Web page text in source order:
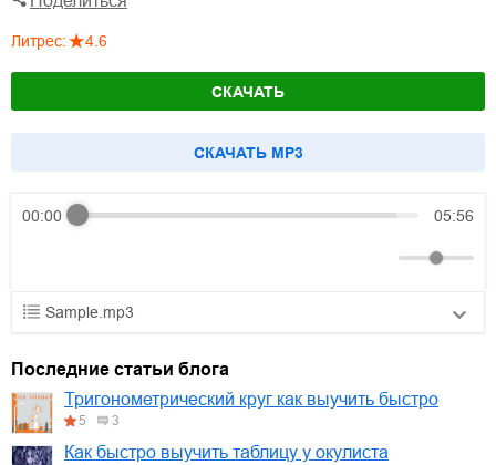
Литрес: 4.6
СКАЧАТЬ
CКАЧАТЬ MP3
00:00 05:56
Sample.mp3
02.mp3
03.mp3
Последние статьи блога
Тригонометрический круг как выучить быстро
5 3
Как быстро выучить таблицу у окулиста